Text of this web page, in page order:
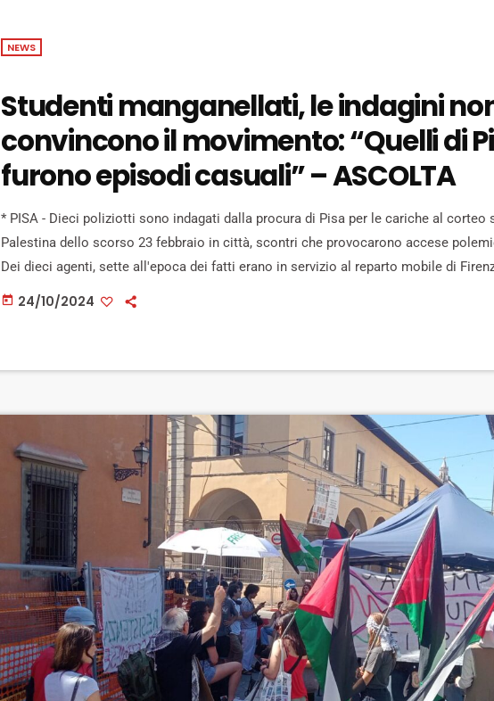
NEWS
Studenti manganellati, le indagini
convincono il movimento: “Quelli di
furono episodi casuali” – ASCOLTA
* PISA - Dieci poliziotti sono indagati dalla procura di Pisa per le cariche al corteo
Palestina dello scorso 23 febbraio in città, scontri che provocarono accese
Dei dieci agenti, sette all'epoca dei fatti erano in servizio al reparto mobile di
tre alla questura di Pisa. Per tutti le accuse sono eccesso colposo di legittima
today 24/10/2024